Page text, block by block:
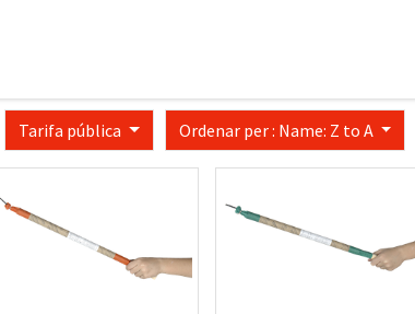
Tarifa pública Ordenar per : Name: Z to A